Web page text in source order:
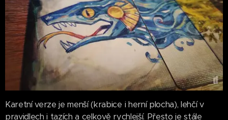
Karetní verze je menší (krabice i herní plocha), lehčí v
pravidlech i tazích a celkově rychlejší. Přesto je stále